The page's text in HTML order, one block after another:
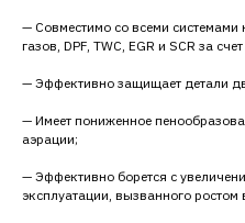
— Совместимо со всеми системами
газов, DPF, TWC, EGR и SCR за
— Эффективно защищает детали
— Имеет пониженное
аэрации;
— Эффективно борется с
эксплуатации, вызванного ростом